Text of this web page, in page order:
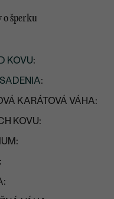
šperku
KOVU:
:
KARÁTOVÁ VÁHA:
KOVU: